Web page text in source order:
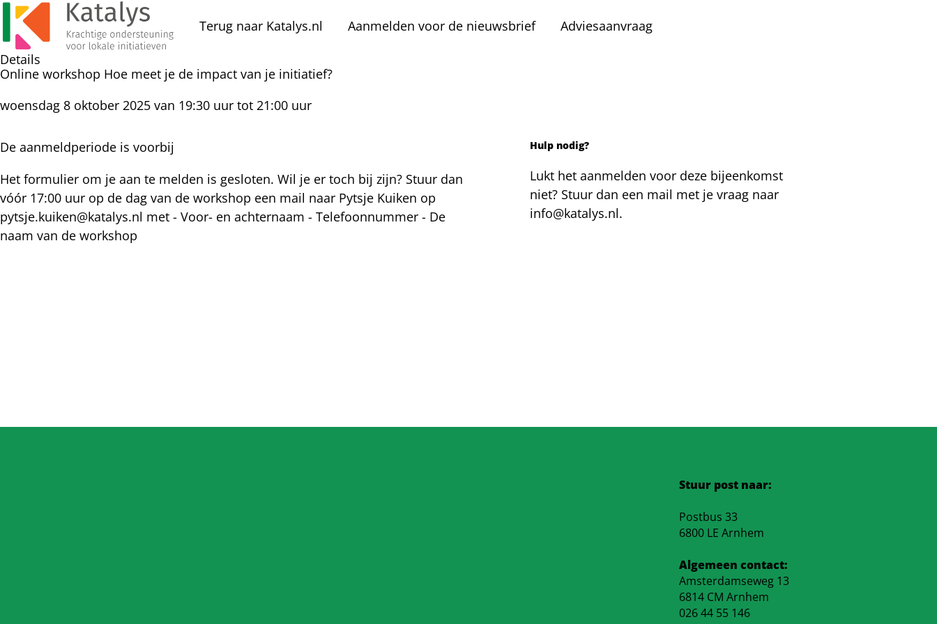
Terug naar Katalys.nl Aanmelden voor de nieuwsbrief
Adviesaanvraag
Details
Online workshop Hoe meet je de impact van je initiatief?
woensdag 8 oktober 2025 van 19:30 uur tot 21:00 uur
De aanmeldperiode is voorbij
Het formulier om je aan te melden is gesloten. Wil je er toch bij zijn? Stuur dan
vóór 17:00 uur op de dag van de workshop een mail naar Pytsje Kuiken op
pytsje.kuiken@katalys.nl met - Voor- en achternaam - Telefoonnummer - De
naam van de workshop
Hulp nodig?
Lukt het aanmelden voor deze bijeenkomst
niet? Stuur dan een mail met je vraag naar
info@katalys.nl.
Stuur post naar:
Postbus 33
6800 LE Arnhem
Algemeen contact:
Amsterdamseweg 13
6814 CM Arnhem
026 44 55 146